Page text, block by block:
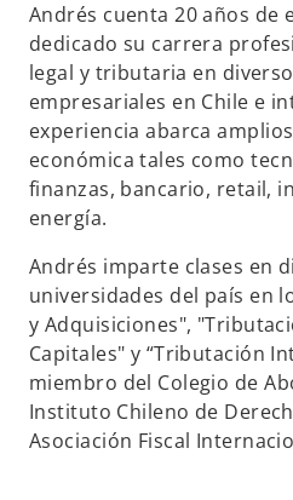
e
s
t
a
ñ
a
n
e
v
a
Andrés cuenta 20 años de
dedicado su carrera
legal y tributaria en
empresariales en Chile e
experiencia abarca
económica tales como
finanzas, bancario, retail,
energía.
Andrés imparte clases en
universidades del país en
y Adquisiciones",
Capitales" y “Tributación
miembro del Colegio de
Instituto Chileno de
Asociación Fiscal